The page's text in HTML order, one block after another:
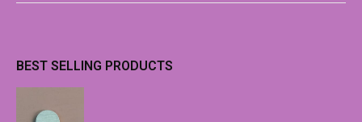
BEST SELLING PRODUCTS